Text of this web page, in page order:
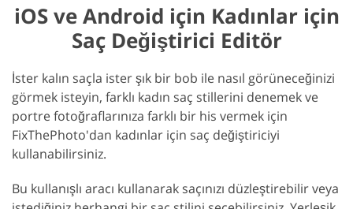
iOS ve Android için Kadınlar için
Saç Değiştirici Editör
İster kalın saçla ister şık bir bob ile nasıl görüneceğinizi
görmek isteyin, farklı kadın saç stillerini denemek ve
portre fotoğraflarınıza farklı bir his vermek için
FixThePhoto'dan kadınlar için saç değiştiriciyi
kullanabilirsiniz.
Bu kullanışlı aracı kullanarak saçınızı düzleştirebilir veya